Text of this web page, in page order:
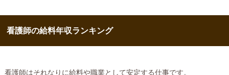
看護師の給料年収ランキング
看護師はそれなりに給料や職業として安定する仕事です。